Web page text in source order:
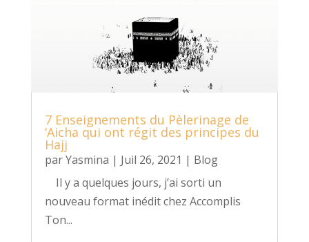
7 Enseignements du Pèlerinage de
‘Aicha qui ont régit des principes du
Hajj
parYasmina | Juil 26, 2021 | Blog
Il y a quelques jours, j’ai sorti un
nouveau format inédit chez Accomplis
Ton...